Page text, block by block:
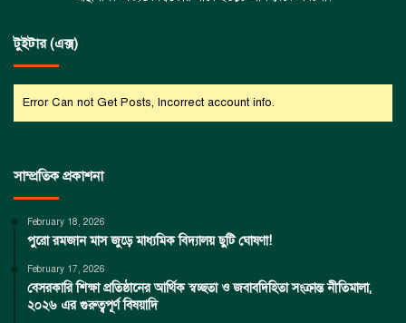
টুইটার (এক্স)
Error Can not Get Posts, Incorrect account info.
সাম্প্রতিক প্রকাশনা
February 18, 2026
পুরো রমজান মাস জুড়ে মাধ্যমিক বিদ্যালয় ছুটি ঘোষণা!
February 17, 2026
বেসরকারি শিক্ষা প্রতিষ্ঠানের আর্থিক স্বচ্ছতা ও জবাবদিহিতা সংক্রান্ত নীতিমালা,
২০২৬ এর গুরুত্বপূর্ণ বিষয়াদি